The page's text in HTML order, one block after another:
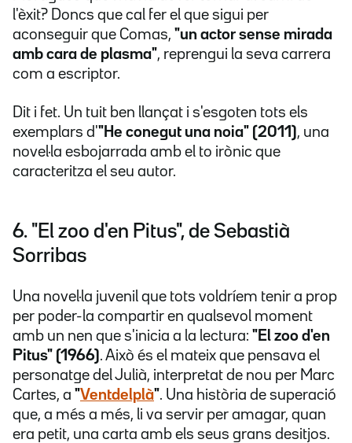
l'èxit? Doncs que cal fer el que sigui per
aconseguir que Comas, "un actor sense mirada
amb cara de plasma", reprengui la seva carrera
com a escriptor.
Dit i fet. Un tuit ben llançat i s'esgoten tots els
exemplars d'"He conegut una noia" (2011), una
novel·la esbojarrada amb el to irònic que
caracteritza el seu autor.
6. "El zoo d'en Pitus", de Sebastià
Sorribas
Una novel·la juvenil que tots voldríem tenir a prop
per poder-la compartir en qualsevol moment
amb un nen que s'inicia a la lectura: "El zoo d'en
Pitus" (1966). Això és el mateix que pensava el
personatge del Julià, interpretat de nou per Marc
Cartes, a "Ventdelplà". Una història de superació
que, a més a més, li va servir per amagar, quan
era petit, una carta amb els seus grans desitjos.